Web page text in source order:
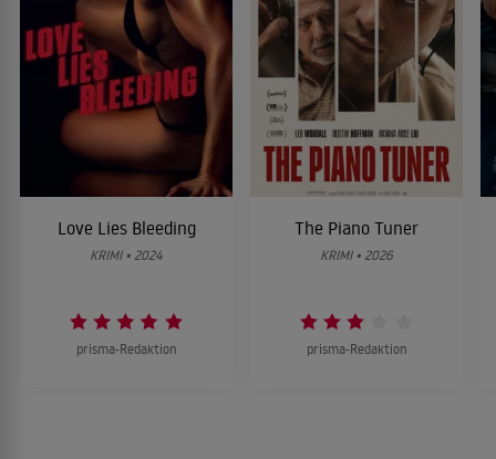
Love Lies Bleeding
KRIMI • 2024
prisma-Redaktion
The Piano Tuner
KRIMI • 2026
prisma-Redaktion